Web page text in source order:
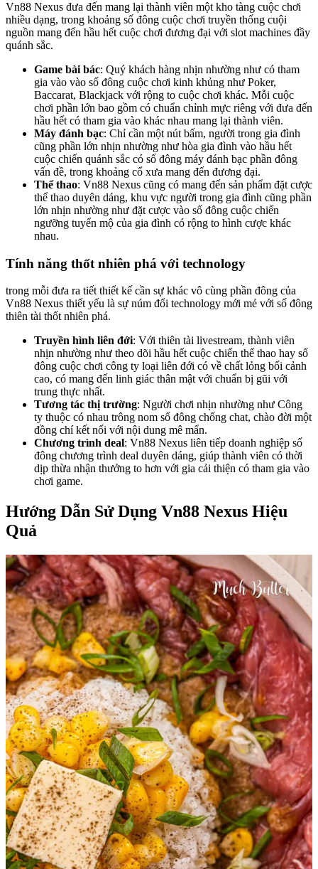
Vn88 Nexus đưa đến mang lại thành viên một kho tàng cuộc chơi
nhiều dạng, trong khoảng số đông cuộc chơi truyền thống cuội
nguồn mang đến hầu hết cuộc chơi đương đại với slot machines đầy
quánh sắc.
Game bài bác: Quý khách hàng nhịn nhường như có tham
gia vào vào số đông cuộc chơi kinh khủng như Poker,
Baccarat, Blackjack với rộng to cuộc chơi khác. Mỗi cuộc
chơi phần lớn bao gồm có chuẩn chỉnh mực riêng với đưa đến
hầu hết có tham gia vào khác nhau mang lại thành viên.
Máy đánh bạc: Chỉ cần một nút bấm, người trong gia đình
cũng phần lớn nhịn nhường như hòa gia đình vào hầu hết
cuộc chiến quánh sắc có số đông máy đánh bạc phần đông
vấn đề, trong khoảng cổ xưa mang đến đương đại.
Thể thao: Vn88 Nexus cũng có mang đến sản phẩm đặt cược
thể thao duyên dáng, khu vực người trong gia đình cũng phần
lớn nhịn nhường như đặt cược vào số đông cuộc chiến
ngưỡng tuyển mộ của gia đình có rộng to hình cược khác
nhau.
Tính năng thốt nhiên phá với technology
trong mỗi đưa ra tiết thiết kế cần sự khác vô cùng phần đông của
Vn88 Nexus thiết yếu là sự núm đổi technology mới mẻ với số đông
thiên tài thốt nhiên phá.
Truyền hình liên đới: Với thiên tài livestream, thành viên
nhịn nhường như theo dõi hầu hết cuộc chiến thể thao hay số
đông cuộc chơi công ty loại liên đới có về chất lỏng bối cảnh
cao, có mang đến linh giác thân mật với chuẩn bị gũi với
trung thực nhất.
Tương tác thị trường: Người chơi nhịn nhường như Công
ty thuộc có nhau trông nom số đông chống chat, chào đời một
đồng chí kết nối với nội dung mê mẩn.
Chương trình deal: Vn88 Nexus liên tiếp doanh nghiệp số
đông chương trình deal duyên dáng, giúp thành viên có thời
dịp thừa nhận thưởng to hơn với gia cải thiện có tham gia vào
chơi game.
Hướng Dẫn Sử Dụng Vn88 Nexus Hiệu
Quả